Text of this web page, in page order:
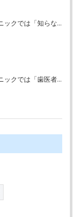
流山のグランツ歯科クリニックでは「知らない間に銀歯ばっかり」でもホワイトニングとセラミックスの専門治療が受けられます。
流山のグランツ歯科クリニックでは「歯医者が怖い」方でもインプラントやセラミックスの治療が受けられます。